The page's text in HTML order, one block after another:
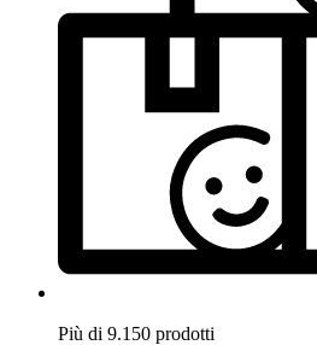
Più di 9.150 prodotti